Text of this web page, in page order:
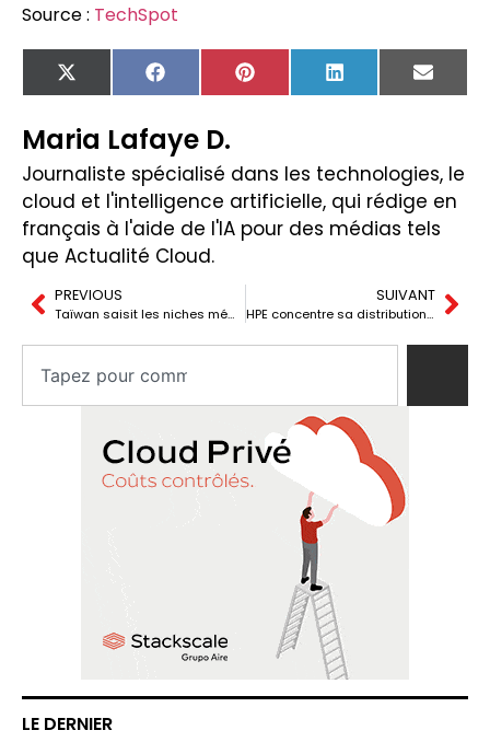
Source : TechSpot
X
(Twitter)
FacebookPinterest LinkedIn Email
Maria Lafaye D.
Journaliste spécialisé dans les technologies, le
cloud et l'intelligence artificielle, qui rédige en
français à l'aide de l'IA pour des médias tels
que Actualité Cloud.
PREVIOUS
Taïwan saisit les niches mémoire délaissées par la HBM
SUIVANT
HPE concentre sa distribution mondiale sur Ingram Micro et TD SYNNEX
LE DERNIER